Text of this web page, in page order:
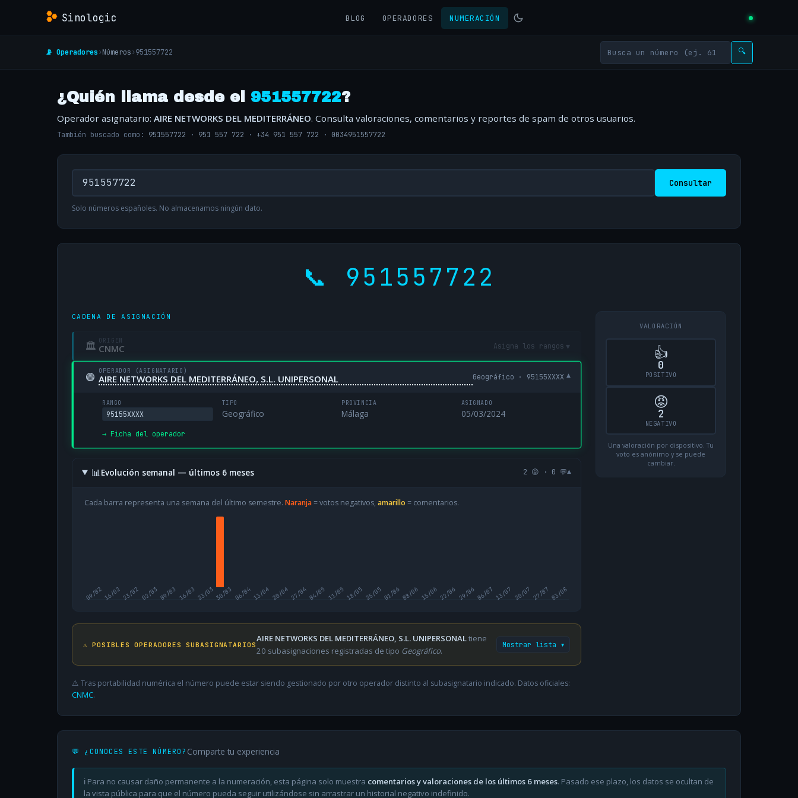
Sinologic BLOG OPERADORES NUMERACIÓN
📡 Operadores›Números›951557722 🔍
¿Quién llama desde el 951557722?
Operador asignatario: AIRE NETWORKS DEL MEDITERRÁNEO. Consulta valoraciones, comentarios y reportes de spam de otros usuarios.
También buscado como: 951557722 · 951 557 722 · +34 951 557 722 · 0034951557722
Consultar
Solo números españoles. No almacenamos ningún dato.
📞 951557722
CADENA DE ASIGNACIÓN
🏛 ORIGEN
CNMC Asigna los rangos ▾
🟢 OPERADOR (ASIGNATARIO)
AIRE NETWORKS DEL MEDITERRÁNEO, S.L. UNIPERSONAL Geográfico · 95155XXXX ▾
RANGO
95155XXXX
TIPO
Geográfico
PROVINCIA
Málaga
ASIGNADO
05/03/2024
→ Ficha del operador
📊Evolución semanal — últimos 6 meses 2 😡 · 0 💬▾
Cada barra representa una semana del último semestre. Naranja= votos negativos, amarillo = comentarios.
09/0216/0223/02 02/03 09/03 16/03 23/03 30/03 06/0413/04 20/0427/0404/05 11/0518/05 25/0501/0608/06 15/0622/06 29/0606/07 13/07 20/07 27/07 03/08
⚠️ POSIBLES OPERADORES SUBASIGNATARIOS
AIRE NETWORKS DEL MEDITERRÁNEO, S.L. UNIPERSONALtiene
20 subasignaciones registradas de tipo Geográfico.
Mostrar lista ▾
⚠️ Tras portabilidad numérica el número puede estar siendo gestionado por otro operador distinto al subasignatario indicado. Datos oficiales:
CNMC.
VALORACIÓN
👍
0
POSITIVO
😡
2
NEGATIVO
Una valoración por dispositivo. Tu
voto es anónimo y se puede
cambiar.
💬 ¿CONOCES ESTE NÚMERO? Comparte tu experiencia
ℹ️ Para no causar daño permanente a la numeración, esta página solo muestra comentarios y valoraciones de los últimos 6 meses. Pasado ese plazo, los datos se ocultan de
la vista pública para que el número pueda seguir utilizándose sin arrastrar un historial negativo indefinido.